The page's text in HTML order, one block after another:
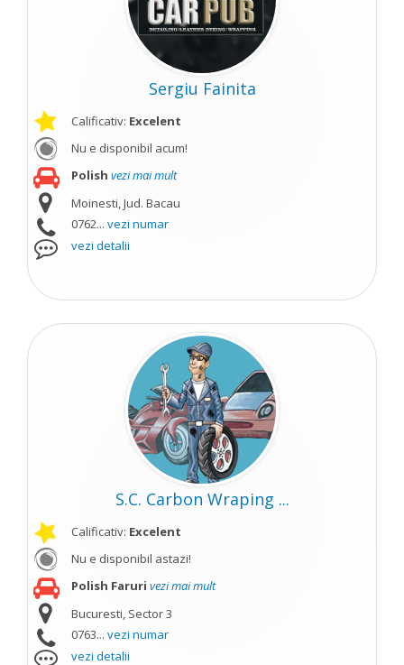
Sergiu Fainita
Calificativ: Excelent
Nu e disponibil acum!
Polish vezi mai mult
Moinesti, Jud. Bacau
0762... vezi numar
vezi detalii
S.C. Carbon Wraping ...
Calificativ: Excelent
Nu e disponibil astazi!
Polish Faruri vezi mai mult
Bucuresti, Sector 3
0763... vezi numar
vezi detalii